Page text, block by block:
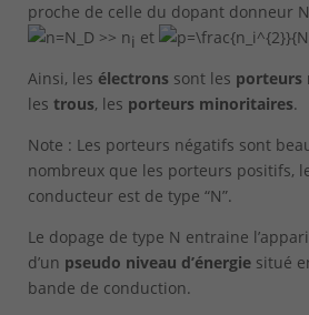
proche de celle du dopant donneur N
>> ni et
Ainsi, les électrons sont les porteurs
les trous, les porteurs minoritaires.
Note : Les porteurs négatifs sont
nombreux que les porteurs positifs,
conducteur est de type “N”.
Le dopage de type N entraine
d’un pseudo niveau d’énergiesitué
bande de conduction.